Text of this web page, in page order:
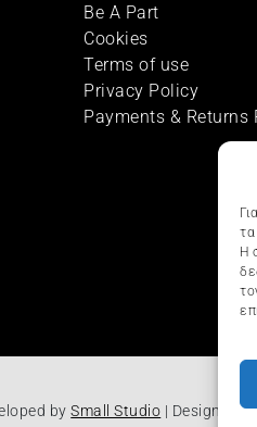
Η
Be A Part
Cookies
Terms of use
Privacy Policy
Payments & Returns
bySmall Studio | Designed